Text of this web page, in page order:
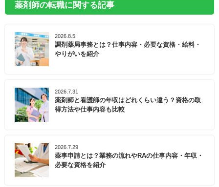
薬剤師の転職に関する記事
2026.8.5
調剤薬局事務とは？仕事内容・必要な資格・給料・
やりがいを紹介
2026.7.31
薬剤師と看護師の年収はどれくらい違う？資格の取
得方法や仕事内容も比較
2026.7.29
薬事申請とは？業務の流れやRAの仕事内容・年収・
必要な資格を紹介